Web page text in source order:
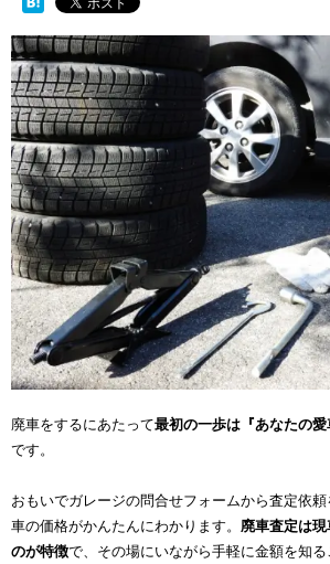
廃車をするにあたって最初の一歩は『あなたの
です。
おもいでガレージの問合せフォームから査定依
車の価格がかんたんにわかります。 廃車査定は
のが特徴で、その場にいながら手軽に金額を知る